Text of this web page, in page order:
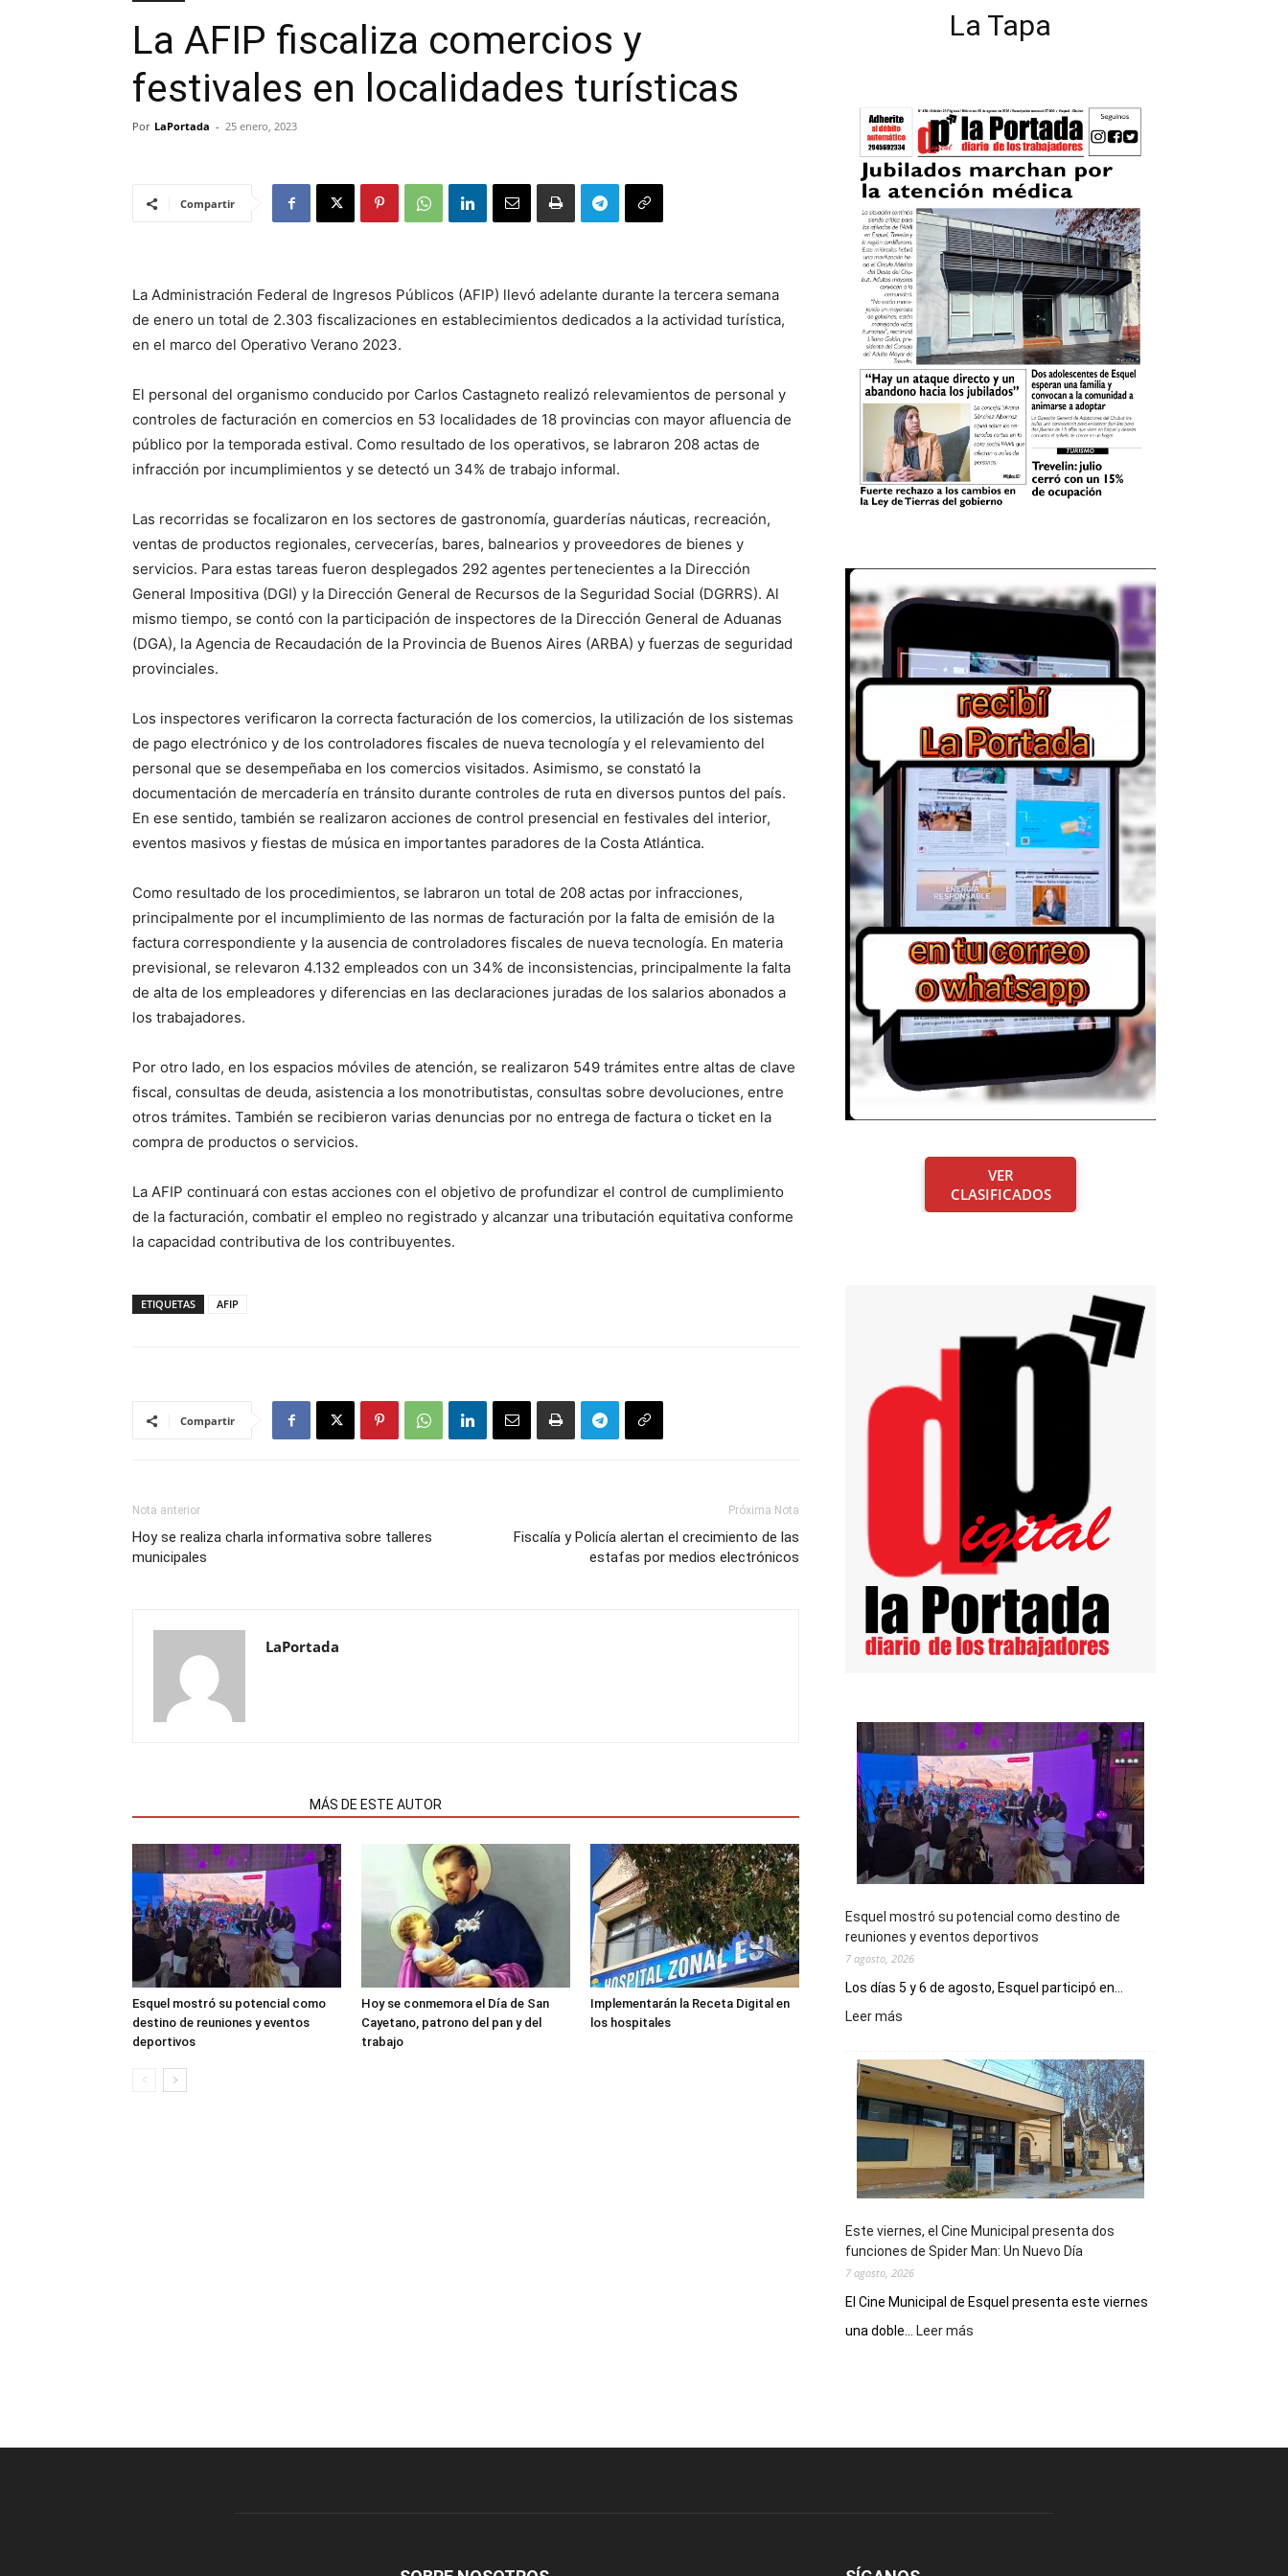
La AFIP fiscaliza comercios y
festivales en localidades turísticas
Por LaPortada - 25 enero, 2023
Compartir
La Administración Federal de Ingresos Públicos (AFIP) llevó adelante durante la tercera semana
de enero un total de 2.303 fiscalizaciones en establecimientos dedicados a la actividad turística,
en el marco del Operativo Verano 2023.
El personal del organismo conducido por Carlos Castagneto realizó relevamientos de personal y
controles de facturación en comercios en 53 localidades de 18 provincias con mayor afluencia de
público por la temporada estival. Como resultado de los operativos, se labraron 208 actas de
infracción por incumplimientos y se detectó un 34% de trabajo informal.
Las recorridas se focalizaron en los sectores de gastronomía, guarderías náuticas, recreación,
ventas de productos regionales, cervecerías, bares, balnearios y proveedores de bienes y
servicios. Para estas tareas fueron desplegados 292 agentes pertenecientes a la Dirección
General Impositiva (DGI) y la Dirección General de Recursos de la Seguridad Social (DGRRS). Al
mismo tiempo, se contó con la participación de inspectores de la Dirección General de Aduanas
(DGA), la Agencia de Recaudación de la Provincia de Buenos Aires (ARBA) y fuerzas de seguridad
provinciales.
Los inspectores verificaron la correcta facturación de los comercios, la utilización de los sistemas
de pago electrónico y de los controladores fiscales de nueva tecnología y el relevamiento del
personal que se desempeñaba en los comercios visitados. Asimismo, se constató la
documentación de mercadería en tránsito durante controles de ruta en diversos puntos del país.
En ese sentido, también se realizaron acciones de control presencial en festivales del interior,
eventos masivos y fiestas de música en importantes paradores de la Costa Atlántica.
Como resultado de los procedimientos, se labraron un total de 208 actas por infracciones,
principalmente por el incumplimiento de las normas de facturación por la falta de emisión de la
factura correspondiente y la ausencia de controladores fiscales de nueva tecnología. En materia
previsional, se relevaron 4.132 empleados con un 34% de inconsistencias, principalmente la falta
de alta de los empleadores y diferencias en las declaraciones juradas de los salarios abonados a
los trabajadores.
Por otro lado, en los espacios móviles de atención, se realizaron 549 trámites entre altas de clave
fiscal, consultas de deuda, asistencia a los monotributistas, consultas sobre devoluciones, entre
otros trámites. También se recibieron varias denuncias por no entrega de factura o ticket en la
compra de productos o servicios.
La AFIP continuará con estas acciones con el objetivo de profundizar el control de cumplimiento
de la facturación, combatir el empleo no registrado y alcanzar una tributación equitativa conforme
la capacidad contributiva de los contribuyentes.
ETIQUETAS AFIP
Compartir
Nota anterior
Hoy se realiza charla informativa sobre talleres
municipales
Próxima Nota
Fiscalía y Policía alertan el crecimiento de las
estafas por medios electrónicos
LaPortada
MÁS DE ESTE AUTOR
Esquel mostró su potencial como
destino de reuniones y eventos
deportivos
Hoy se conmemora el Día de San
Cayetano, patrono del pan y del
trabajo
Implementarán la Receta Digital en
los hospitales
La Tapa
VER
CLASIFICADOS
Esquel mostró su potencial como destino de
reuniones y eventos deportivos
7 agosto, 2026
Los días 5 y 6 de agosto, Esquel participó en...
Leer más
su
potencial
como
destino
de
reuniones
y
deportivos
Este viernes, el Cine Municipal presenta dos
funciones de Spider Man: Un Nuevo Día
7 agosto, 2026
El Cine Municipal de Esquel presenta este viernes
una doble...
Leer más
presenta